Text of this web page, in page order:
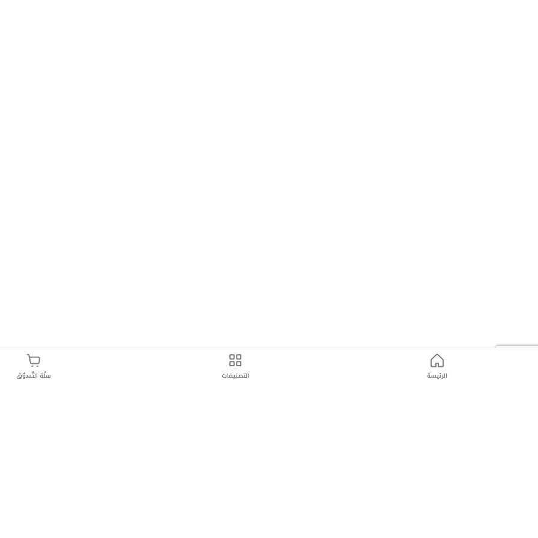
الرئيسة التصنيفات سلّة التّسوّق